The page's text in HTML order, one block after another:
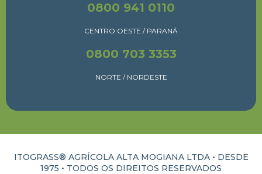
0800 941 0110
CENTRO OESTE / PARANÁ
0800 703 3353
NORTE / NORDESTE
ITOGRASS® AGRÍCOLA ALTA MOGIANA LTDA • DESDE
1975 • TODOS OS DIREITOS RESERVADOS